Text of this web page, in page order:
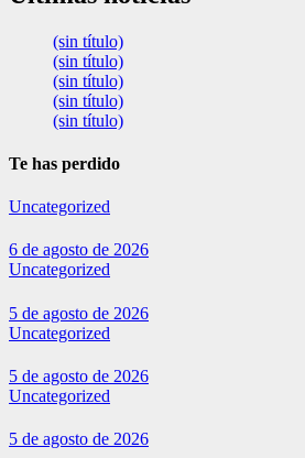
(sin título)
(sin título)
(sin título)
(sin título)
(sin título)
Te has perdido
Uncategorized
6 de agosto de 2026
Uncategorized
5 de agosto de 2026
Uncategorized
5 de agosto de 2026
Uncategorized
5 de agosto de 2026